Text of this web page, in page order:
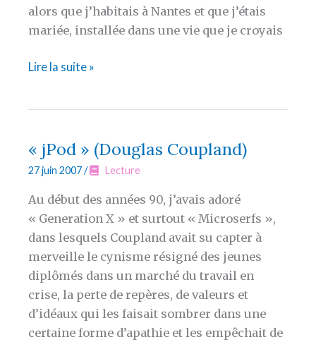
alors que j’habitais à Nantes et que j’étais
mariée, installée dans une vie que je croyais
Strangers
issue!
Lire la suite »
« jPod » (Douglas Coupland)
27 juin 2007/ Lecture
Au début des années 90, j’avais adoré
« Generation X » et surtout « Microserfs »,
dans lesquels Coupland avait su capter à
merveille le cynisme résigné des jeunes
diplômés dans un marché du travail en
crise, la perte de repères, de valeurs et
d’idéaux qui les faisait sombrer dans une
certaine forme d’apathie et les empêchait de